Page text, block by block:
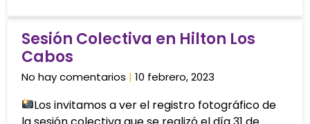
Sesión Colectiva en Hilton Los
Cabos
No hay comentarios 10 febrero, 2023
Los invitamos a ver el registro fotográfico de